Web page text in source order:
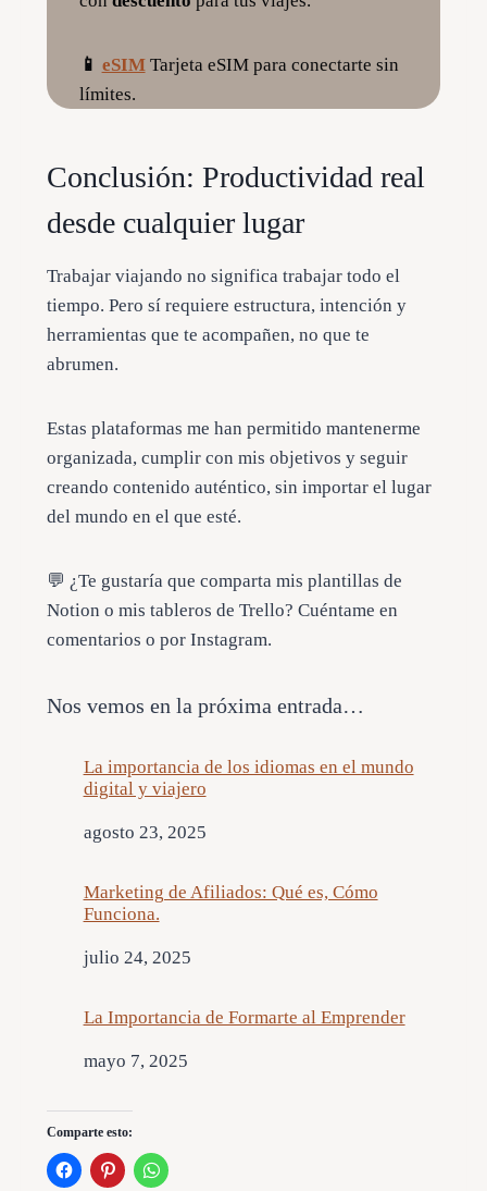
📱 eSIMTarjeta eSIM para conectarte sin
límites.
Conclusión: Productividad real
desde cualquier lugar
Trabajar viajando no significa trabajar todo el
tiempo. Pero sí requiere estructura, intención y
herramientas que te acompañen, no que te
abrumen.
Estas plataformas me han permitido mantenerme
organizada, cumplir con mis objetivos y seguir
creando contenido auténtico, sin importar el lugar
del mundo en el que esté.
💬 ¿Te gustaría que comparta mis plantillas de
Notion o mis tableros de Trello? Cuéntame en
comentarios o por Instagram.
Nos vemos en la próxima entrada…
La importancia de los idiomas en el mundo
digital y viajero
Fecha
agosto 23, 2025
Marketing de Afiliados: Qué es, Cómo
Funciona.
Fecha
julio 24, 2025
La Importancia de Formarte al Emprender
Fecha
mayo 7, 2025
Comparte esto: